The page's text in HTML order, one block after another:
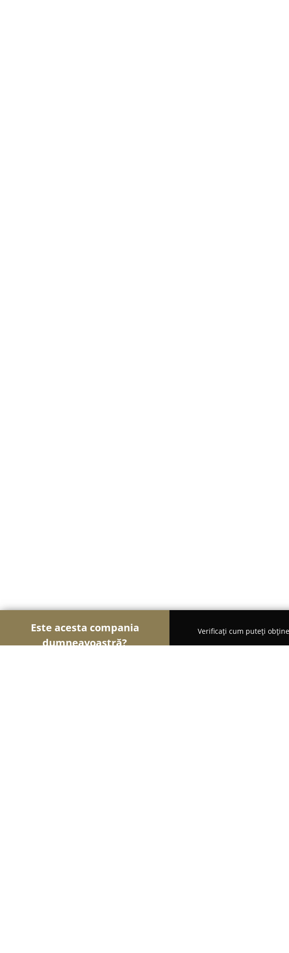
Este acesta compania
dumneavoastră?
Verificați cum puteți